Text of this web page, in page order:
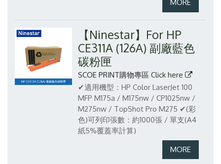
【Ninestar】For HP
CE311A (126A) 副廠藍色
碳粉匣
SCOE PRINT購物專區 Click here
✔適用機型：HP Color LaserJet 100
MFP M175a / M175nw / CP1025nw /
M275nw / TopShot Pro M275 ✔(彩
色)可列印張數：約1000張 / 單支(A4
紙5%覆蓋率計算)